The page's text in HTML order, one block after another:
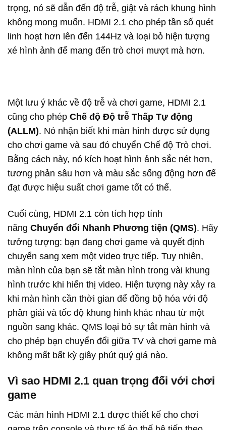
trọng, nó sẽ dẫn đến độ trễ, giật và rách khung hình
không mong muốn. HDMI 2.1 cho phép tần số quét
linh hoạt hơn lên đến 144Hz và loại bỏ hiện tượng
xé hình ảnh để mang đến trò chơi mượt mà hơn.
Một lưu ý khác về độ trễ và chơi game, HDMI 2.1
cũng cho phép Chế độ Độ trễ Thấp Tự động
(ALLM). Nó nhận biết khi màn hình được sử dụng
cho chơi game và sau đó chuyển Chế độ Trò chơi.
Bằng cách này, nó kích hoạt hình ảnh sắc nét hơn,
tương phản sâu hơn và màu sắc sống động hơn để
đạt được hiệu suất chơi game tốt có thể.
Cuối cùng, HDMI 2.1 còn tích hợp tính
năng Chuyển đổi Nhanh Phương tiện (QMS). Hãy
tưởng tượng: bạn đang chơi game và quyết định
chuyển sang xem một video trực tiếp. Tuy nhiên,
màn hình của bạn sẽ tắt màn hình trong vài khung
hình trước khi hiển thị video. Hiện tượng này xảy ra
khi màn hình cần thời gian để đồng bộ hóa với độ
phân giải và tốc độ khung hình khác nhau từ một
nguồn sang khác. QMS loại bỏ sự tắt màn hình và
cho phép bạn chuyển đổi giữa TV và chơi game mà
không mất bất kỳ giây phút quý giá nào.
Vì sao HDMI 2.1 quan trọng đối với chơi
game
Các màn hình HDMI 2.1 được thiết kế cho chơi